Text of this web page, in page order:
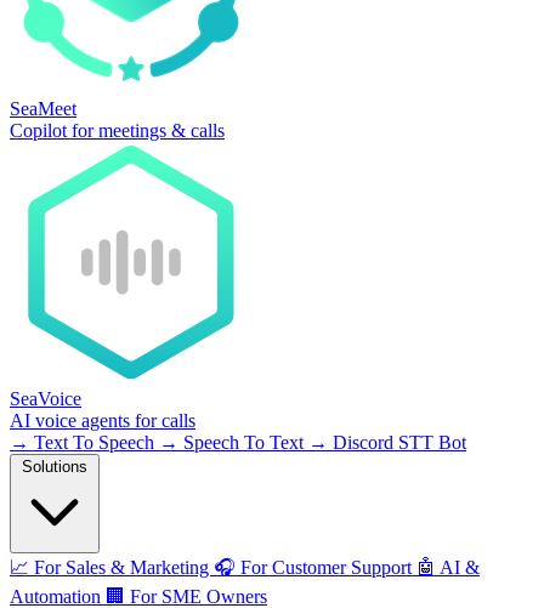
SeaMeet
Copilot for meetings & calls
SeaVoice
AI voice agents for calls
→ Text To Speech → Speech To Text → Discord STT Bot
📈 For Sales & Marketing 🎧 For Customer Support 🤖 AI &
Automation 🏢 For SME Owners